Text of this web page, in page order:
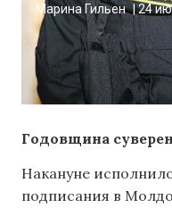
Марина Гильен |24
Годовщина
Накануне
подписания в